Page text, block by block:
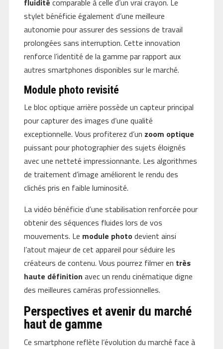
fluidité comparable à celle d’un vrai crayon. Le
stylet bénéficie également d’une meilleure
autonomie pour assurer des sessions de travail
prolongées sans interruption. Cette innovation
renforce l’identité de la gamme par rapport aux
autres smartphones disponibles sur le marché.
Module photo revisité
Le bloc optique arrière possède un capteur principal
pour capturer des images d’une qualité
exceptionnelle. Vous profiterez d’un zoom optique
puissant pour photographier des sujets éloignés
avec une netteté impressionnante. Les algorithmes
de traitement d’image améliorent le rendu des
clichés pris en faible luminosité.
La vidéo bénéficie d’une stabilisation renforcée pour
obtenir des séquences fluides lors de vos
mouvements. Le module photo devient ainsi
l’atout majeur de cet appareil pour séduire les
créateurs de contenu. Vous pourrez filmer en très
haute définition avec un rendu cinématique digne
des meilleures caméras professionnelles.
Perspectives et avenir du marché
haut de gamme
Ce smartphone reflète l’évolution du marché face à